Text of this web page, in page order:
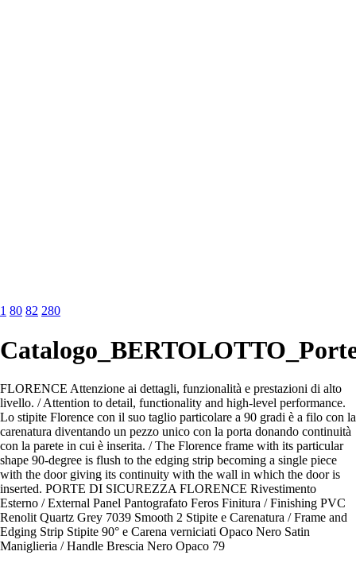
1 80 82 280
FLORENCE Attenzione ai dettagli, funzionalità e prestazioni di alto
livello. / Attention to detail, functionality and high-level performance.
Lo stipite Florence con il suo taglio particolare a 90 gradi è a filo con la
carenatura diventando un pezzo unico con la porta donando continuità
con la parete in cui è inserita. / The Florence frame with its particular
shape 90-degree is flush to the edging strip becoming a single piece
with the door giving its continuity with the wall in which the door is
inserted. PORTE DI SICUREZZA FLORENCE Rivestimento
Esterno / External Panel Pantografato Feros Finitura / Finishing PVC
Renolit Quartz Grey 7039 Smooth 2 Stipite e Carenatura / Frame and
Edging Strip Stipite 90° e Carena verniciati Opaco Nero Satin
Maniglieria / Handle Brescia Nero Opaco 79